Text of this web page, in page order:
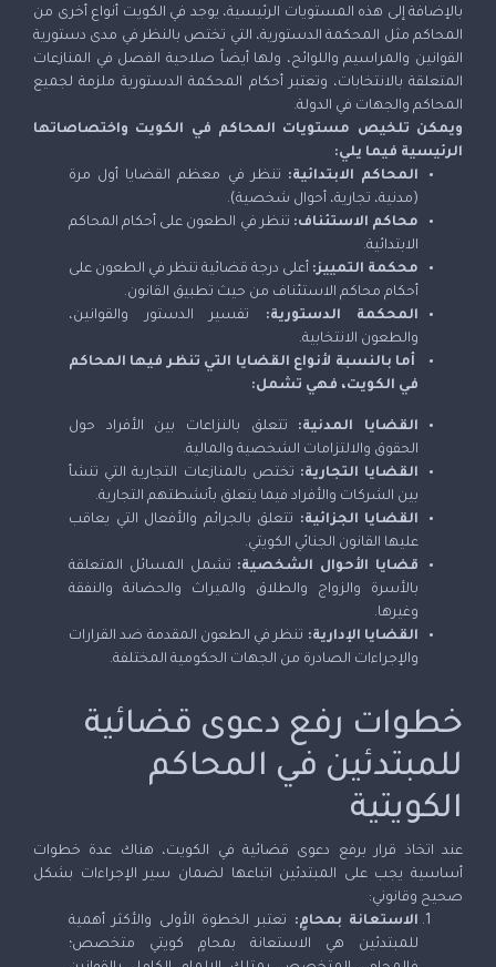
بالإضافة إلى هذه المستويات الرئيسية، يوجد في الكويت أنواع أخرى من
المحاكم مثل المحكمة الدستورية، التي تختص بالنظر في مدى دستورية
القوانين والمراسيم واللوائح، ولها أيضاً صلاحية الفصل في المنازعات
المتعلقة بالانتخابات، وتعتبر أحكام المحكمة الدستورية ملزمة لجميع
المحاكم والجهات في الدولة.
ويمكن تلخيص مستويات المحاكم في الكويت واختصاصاتها
الرئيسية فيما يلي:
المحاكم الابتدائية: تنظر في معظم القضايا أول مرة
(مدنية، تجارية، أحوال شخصية).
محاكم الاستئناف: تنظر في الطعون على أحكام المحاكم
الابتدائية.
محكمة التمييز: أعلى درجة قضائية تنظر في الطعون على
أحكام محاكم الاستئناف من حيث تطبيق القانون.
المحكمة الدستورية:
تفسير الدستور والقوانين،
والطعون الانتخابية.
أما بالنسبة لأنواع القضايا التي تنظر فيها المحاكم
في الكويت، فهي تشمل:
القضايا المدنية: تتعلق بالنزاعات بين الأفراد حول
الحقوق والالتزامات الشخصية والمالية.
القضايا التجارية: تختص بالمنازعات التجارية التي تنشأ
بين الشركات والأفراد فيما يتعلق بأنشطتهم التجارية.
القضايا الجزائية: تتعلق بالجرائم والأفعال التي يعاقب
عليها القانون الجنائي الكويتي.
قضايا الأحوال الشخصية: تشمل المسائل المتعلقة
بالأسرة والزواج والطلاق والميراث والحضانة والنفقة
وغيرها.
القضايا الإدارية: تنظر في الطعون المقدمة ضد القرارات
والإجراءات الصادرة من الجهات الحكومية المختلفة.
خطوات رفع دعوى قضائية
للمبتدئين في المحاكم
الكويتية
عند اتخاذ قرار برفع دعوى قضائية في الكويت، هناك عدة خطوات
أساسية يجب على المبتدئين اتباعها لضمان سير الإجراءات بشكل
صحيح وقانوني:
الاستعانة بمحامٍ: تعتبر الخطوة الأولى والأكثر أهمية
للمبتدئين هي الاستعانة بمحامٍ كويتي متخصص؛